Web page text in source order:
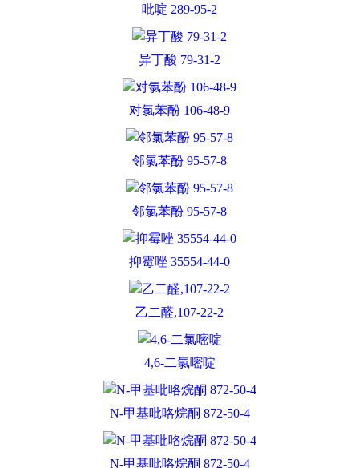
吡啶 289-95-2
异丁酸 79-31-2
对氯苯酚 106-48-9
邻氯苯酚 95-57-8
邻氯苯酚 95-57-8
抑霉唑 35554-44-0
乙二醛,107-22-2
4,6-二氯嘧啶
N-甲基吡咯烷酮 872-50-4
N-甲基吡咯烷酮 872-50-4